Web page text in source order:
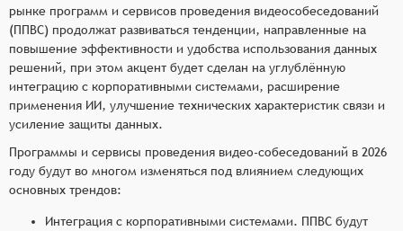
рынке программ и сервисов проведения видеособеседований
(ППВС) продолжат развиваться тенденции, направленные на
повышение эффективности и удобства использования данных
решений, при этом акцент будет сделан на углублённую
интеграцию с корпоративными системами, расширение
применения ИИ, улучшение технических характеристик связи и
усиление защиты данных.
Программы и сервисы проведения видео-собеседований в 2026
году будут во многом изменяться под влиянием следующих
основных трендов:
Интеграция с корпоративными системами. ППВС будут